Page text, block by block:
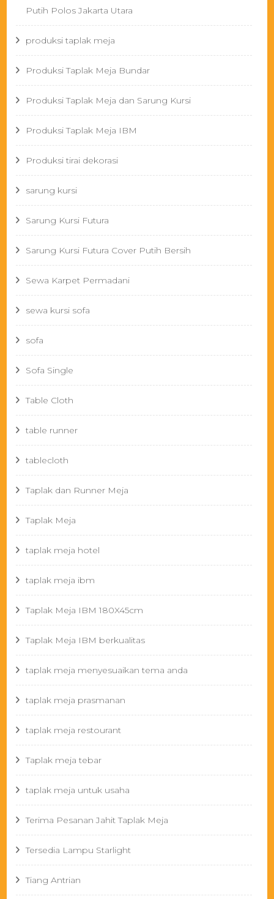
Putih Polos Jakarta Utara
produksi taplak meja
Produksi Taplak Meja Bundar
Produksi Taplak Meja dan Sarung Kursi
Produksi Taplak Meja IBM
Produksi tirai dekorasi
sarung kursi
Sarung Kursi Futura
Sarung Kursi Futura Cover Putih Bersih
Sewa Karpet Permadani
sewa kursi sofa
sofa
Sofa Single
Table Cloth
table runner
tablecloth
Taplak dan Runner Meja
Taplak Meja
taplak meja hotel
taplak meja ibm
Taplak Meja IBM 180X45cm
Taplak Meja IBM berkualitas
taplak meja menyesuaikan tema anda
taplak meja prasmanan
taplak meja restourant
Taplak meja tebar
taplak meja untuk usaha
Terima Pesanan Jahit Taplak Meja
Tersedia Lampu Starlight
Tiang Antrian